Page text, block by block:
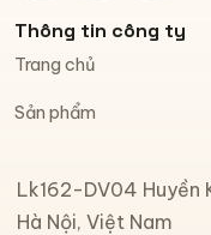
Thông tin công ty
Trang chủ
Sản phẩm
Lk162-DV04 Huyền
Hà Nội, Việt Nam